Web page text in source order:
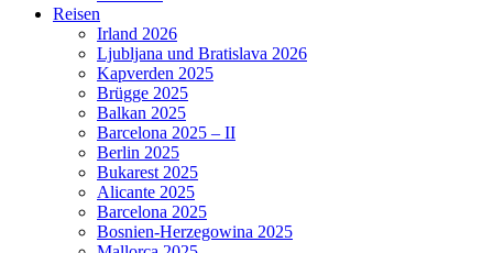
Reisen
Irland 2026
Ljubljana und Bratislava 2026
Kapverden 2025
Brügge 2025
Balkan 2025
Barcelona 2025 – II
Berlin 2025
Bukarest 2025
Alicante 2025
Barcelona 2025
Bosnien-Herzegowina 2025